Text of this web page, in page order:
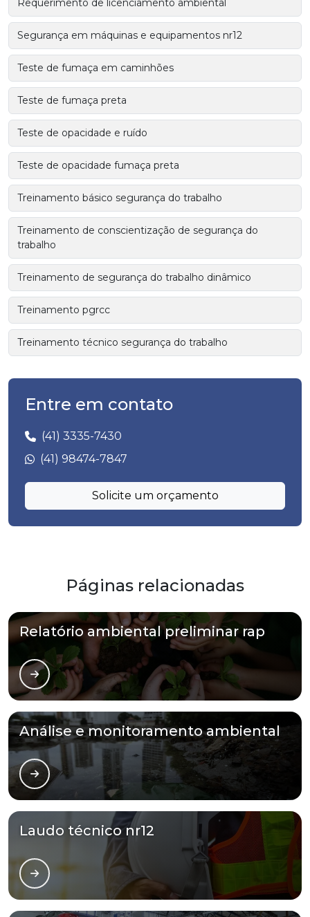
Requerimento de licenciamento ambiental
Segurança em máquinas e equipamentos nr12
Teste de fumaça em caminhões
Teste de fumaça preta
Teste de opacidade e ruído
Teste de opacidade fumaça preta
Treinamento básico segurança do trabalho
Treinamento de conscientização de segurança do
trabalho
Treinamento de segurança do trabalho dinâmico
Treinamento pgrcc
Treinamento técnico segurança do trabalho
Entre em contato
(41) 3335-7430
(41) 98474-7847
Solicite um orçamento
Páginas relacionadas
Relatório ambiental preliminar rap
Análise e monitoramento ambiental
Laudo técnico nr12